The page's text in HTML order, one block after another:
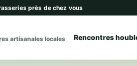
près de chez vous
artisanales locales Rencontres